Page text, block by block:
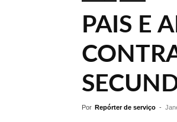
PAIS E
Por Repórter de serviço -